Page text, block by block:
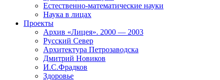
Естественно-математические науки
Наука в лицах
Проекты
Архив «Лицея». 2000 — 2003
Русский Север
Архитектура Петрозаводска
Дмитрий Новиков
И.С.Фрадков
Здоровье